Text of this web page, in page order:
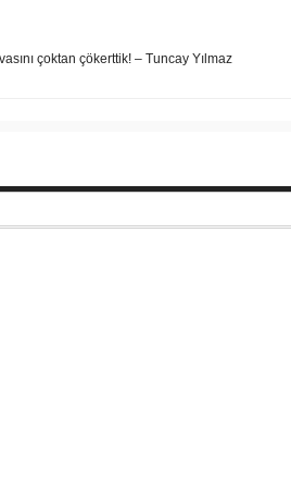
çoktan çökerttik! – Tuncay Yılmaz